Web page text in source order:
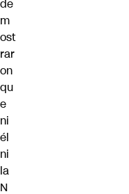
de
m
ost
rar
on
qu
e
ni
él
ni
la
N